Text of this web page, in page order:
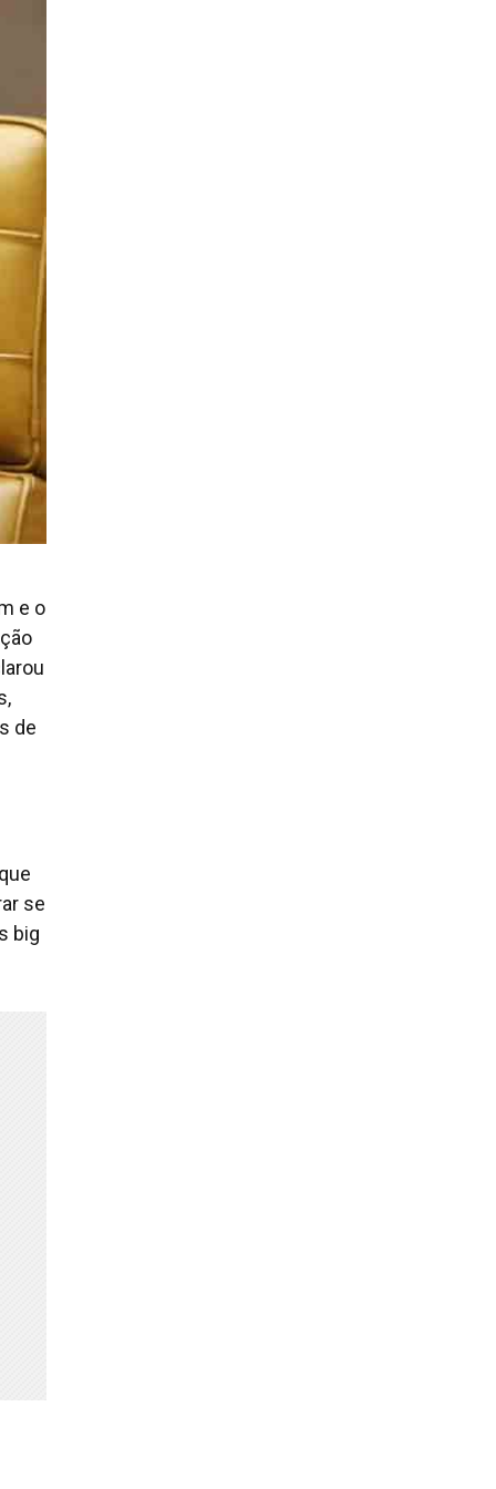
e o
de
se
big